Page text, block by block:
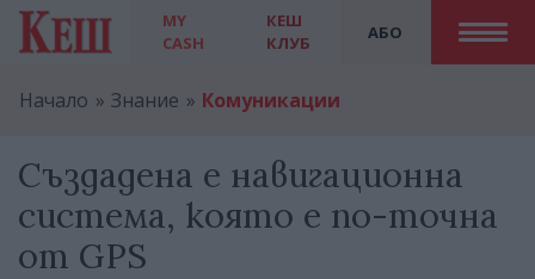
MY
CASH
АБО
КЕШ
КЛУБ
Начало Знание Комуникации
Създадена e навигационна
система, която е по-точна
от GPS